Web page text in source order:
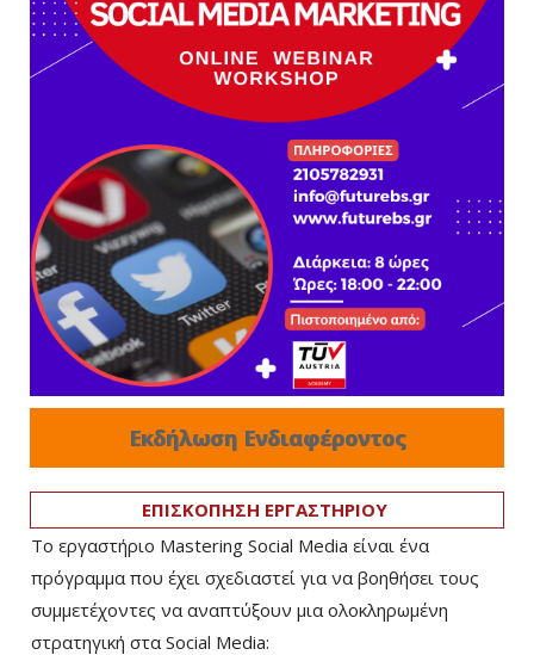
Εκδήλωση Ενδιαφέροντος
ΕΠΙΣΚΟΠΗΣΗ ΕΡΓΑΣΤΗΡΙΟΥ
Το εργαστήριο Mastering Social Media είναι ένα
πρόγραμμα που έχει σχεδιαστεί για να βοηθήσει τους
συμμετέχοντες να αναπτύξουν μια ολοκληρωμένη
στρατηγική στα Social Media: